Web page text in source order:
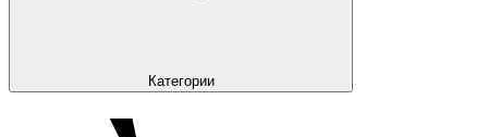
Категории